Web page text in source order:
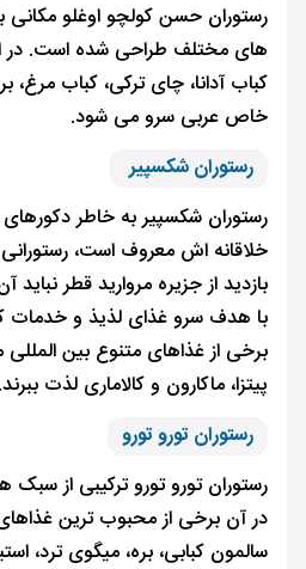
رستوران حسن کولچو اوغلو مکانی
های مختلف طراحی شده است. در
کباب آدانا، چای ترکی، کباب مرغ،
خاص عربی سرو می شود.
رستوران شکسپیر
رستوران شکسپیر به خاطر
خلاقانه ‌اش معروف است،
بازدید از جزیره مروارید قطر
با هدف سرو غذای لذیذ و خدمات
برخی از غذاهای متنوع بین المللی
پیتزا، ماکارون و کالاماری لذت ببرند.
رستوران تورو تورو
رستوران تورو تورو ترکیبی از
در آن برخی از محبوب ترین غذاهای
سالمون کبابی، بره، میگوی ترد،